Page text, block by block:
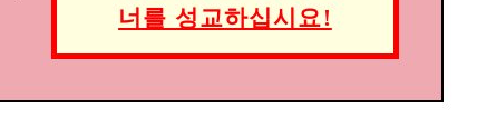
너를 성교하십시요!